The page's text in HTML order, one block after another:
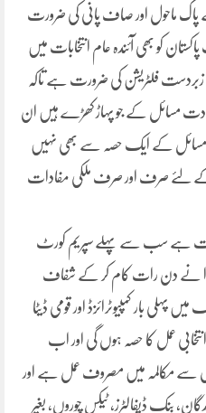
ماحول اور صاف پانی کی ضرورت
کو بھی آئندہ عام انتخابات میں
فلٹریشن کی ضرورت ہے تاکہ
مسائل کے جو پہاڑ کھڑے ہیں ان
مسائل کے ایک حصہ سے بھی نہیں
کے لئے صرف اور صرف ملکی مفادات
ہے سب سے پہلے سپریم کورٹ
نے دن رات کام کر کے شفاف
پہلی بار کمپیوٹرائزڈ اور قومی ڈیٹا
عمل کا حصہ ہوں گی اور اب
سے مکالمہ میں مصروف عمل ہے اور
بنک ڈیفالٹرز، ٹیکس چوروں، بغیر